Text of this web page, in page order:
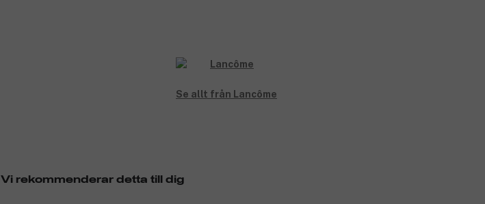
Se allt från Lancôme
Vi rekommenderar detta till dig